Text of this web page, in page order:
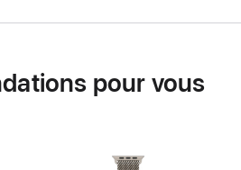
pour vous